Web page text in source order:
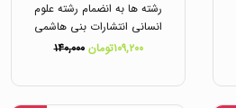
رشته ها به انضمام رشته علوم
انسانی انتشارات بنی هاشمی
۱۰۹,۲۰۰تومان
۱۴۰,۰۰۰